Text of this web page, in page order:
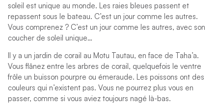
soleil est unique au monde. Les raies bleues passent et
repassent sous le bateau. C’est un jour comme les autres.
Vous comprenez ? C’est un jour comme les autres, avec son
coucher de soleil unique…
Il y a un jardin de corail au Motu Tautau, en face de Taha’a.
Vous flânez entre les arbres de corail, quelquefois le ventre
frôle un buisson pourpre ou émeraude. Les poissons ont des
couleurs qui n’existent pas. Vous ne pourrez plus vous en
passer, comme si vous aviez toujours nagé là-bas.